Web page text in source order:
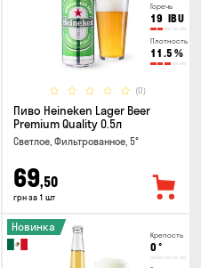
Горечь
19 IBU
Плотность
11.5 %
(0)
Пиво Heineken Lager Beer
Premium Quality 0.5л
Светлое, Фильтрованное, 5°
69,50
грн за 1 шт
Крепость
0 °
Новинка